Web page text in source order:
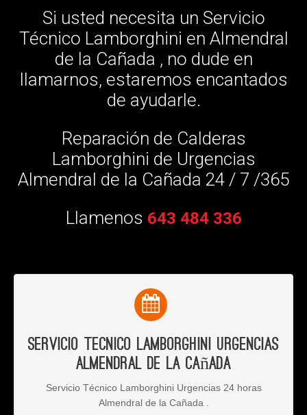
Si usted necesita un Servicio
Técnico Lamborghini en Almendral
de la Cañada , no dude en
llamarnos, estaremos encantados
de ayudarle.
Reparación de Calderas
Lamborghini de Urgencias
Almendral de la Cañada 24 / 7 /365
Llamenos 643 484 336
Servicio Tecnico Lamborghini Urgencias
Almendral de la Cañada
Servicio Técnico Lamborghini Urgencias 24 horas
Almendral de la Cañada .